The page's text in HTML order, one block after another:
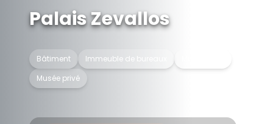
Palais Zevallos
Bâtiment Immeuble de bureaux
Musée privé